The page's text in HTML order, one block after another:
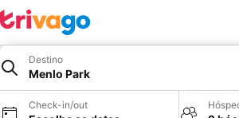
Destino
Menlo Park
Check-in/out